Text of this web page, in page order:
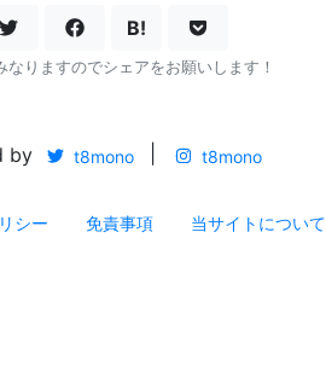
B!
なりますのでシェアをお願いします！
by t8mono t8mono
シー 免責事項 当サイトについて